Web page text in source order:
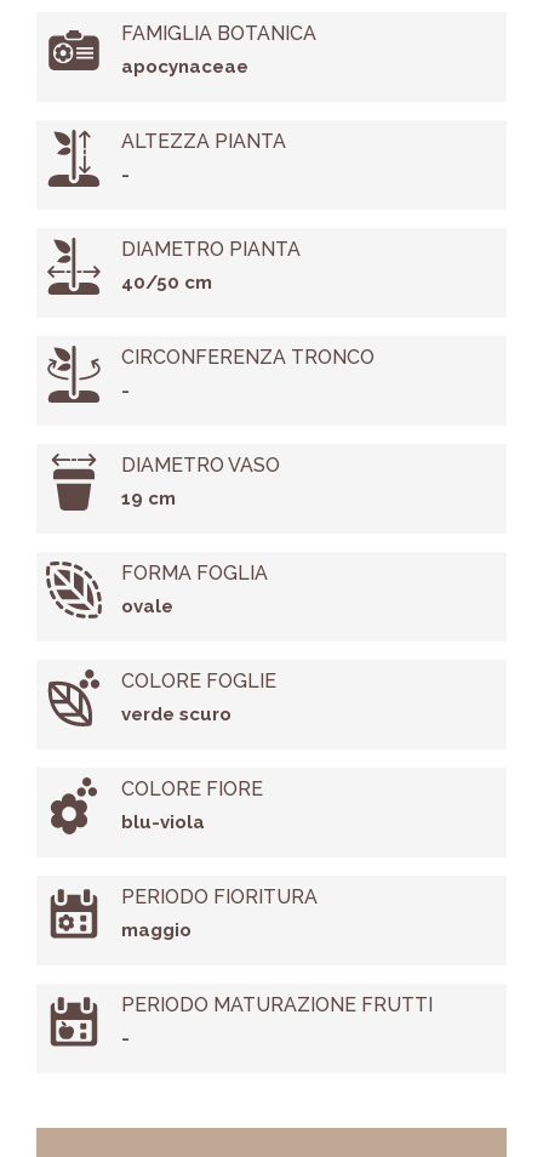
FAMIGLIA BOTANICA
apocynaceae
ALTEZZA PIANTA
-
DIAMETRO PIANTA
40/50 cm
CIRCONFERENZA TRONCO
-
DIAMETRO VASO
19 cm
FORMA FOGLIA
ovale
COLORE FOGLIE
verde scuro
COLORE FIORE
blu-viola
PERIODO FIORITURA
maggio
PERIODO MATURAZIONE FRUTTI
-